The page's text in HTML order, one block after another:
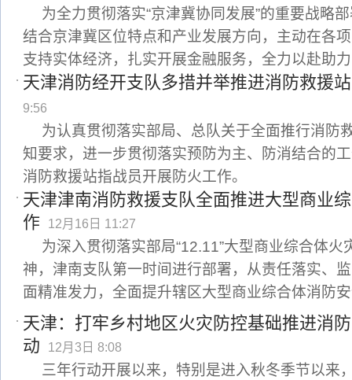
为全力贯彻落实“京津冀协同发展”的重要战略
结合京津冀区位特点和产业发展方向，主动在各
支持实体经济，扎实开展金融服务，全力以赴助
天津消防经开支队多措并举推进消防救援
9:56
为认真贯彻落实部局、总队关于全面推行消防
知要求，进一步贯彻落实预防为主、防消结合的
消防救援站指战员开展防火工作。
天津津南消防救援支队全面推进大型商业
作
12月16日 11:27
为深入贯彻落实部局“12.11”大型商业综合体
神，津南支队第一时间进行部署，从责任落实、
面精准发力，全面提升辖区大型商业综合体消防
天津：打牢乡村地区火灾防控基础推进消
动
12月3日 8:08
三年行动开展以来，特别是进入秋冬季节以来